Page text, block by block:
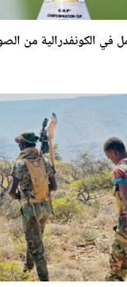
في الكونفدرالية من